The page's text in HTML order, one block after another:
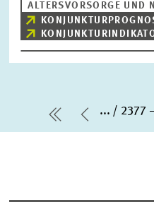
ALTERSVORSORGE UND
erste Seite
Vorherige
... 2377